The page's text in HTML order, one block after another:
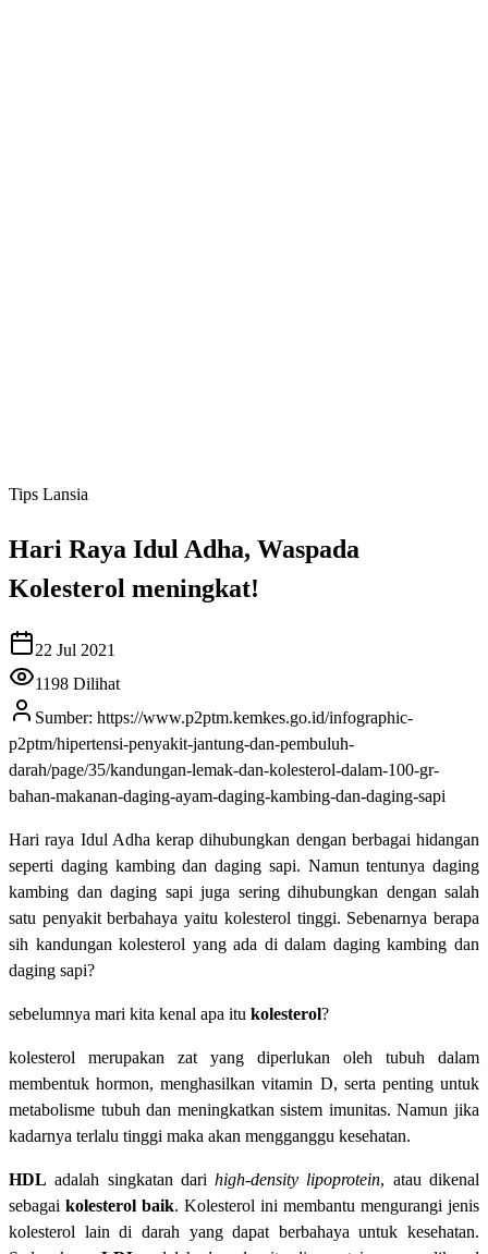
Tips Lansia
Hari Raya Idul Adha, Waspada
Kolesterol meningkat!
22 Jul 2021
1198 Dilihat
Sumber: https://www.p2ptm.kemkes.go.id/infographic-
p2ptm/hipertensi-penyakit-jantung-dan-pembuluh-
darah/page/35/kandungan-lemak-dan-kolesterol-dalam-100-gr-
bahan-makanan-daging-ayam-daging-kambing-dan-daging-sapi
Hari raya Idul Adha kerap dihubungkan dengan berbagai hidangan
seperti daging kambing dan daging sapi. Namun tentunya daging
kambing dan daging sapi juga sering dihubungkan dengan salah
satu penyakit berbahaya yaitu kolesterol tinggi. Sebenarnya berapa
sih kandungan kolesterol yang ada di dalam daging kambing dan
daging sapi?
sebelumnya mari kita kenal apa itu kolesterol?
kolesterol merupakan zat yang diperlukan oleh tubuh dalam
membentuk hormon, menghasilkan vitamin D, serta penting untuk
metabolisme tubuh dan meningkatkan sistem imunitas. Namun jika
kadarnya terlalu tinggi maka akan mengganggu kesehatan.
HDL adalah singkatan darihigh-density lipoprotein, atau dikenal
sebagai kolesterol baik. Kolesterol ini membantu mengurangi jenis
kolesterol lain di darah yang dapat berbahaya untuk kesehatan.